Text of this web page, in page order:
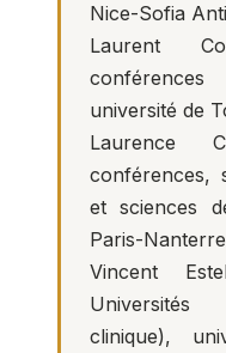
Nice-Sofia
Laurent
conférences
université de
Laurence
conférences,
et sciences
Paris-
Vincent
clinique),